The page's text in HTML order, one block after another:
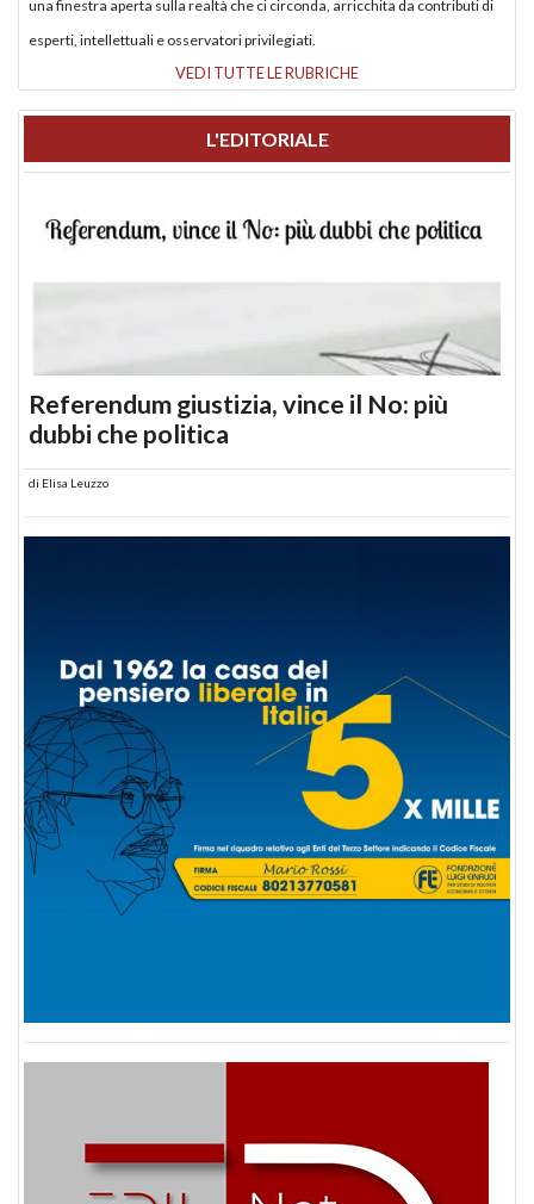
una finestra aperta sulla realtà che ci circonda, arricchita da contributi di
esperti, intellettuali e osservatori privilegiati.
VEDI TUTTE LE RUBRICHE
L'EDITORIALE
Referendum giustizia, vince il No: più
dubbi che politica
di Elisa Leuzzo